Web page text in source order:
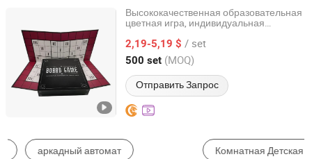
Высококачественная образовательная
цветная игра, индивидуальная
производитель
2,19-5,19 $ / set
500 set (MOQ)
Отправить Запрос
HK CHIC INDUSTRY CO., LIMITED
Hongkong, Hongkong_China
Комнатная Детская Площадка Другой игровой автомат с монетоприемником